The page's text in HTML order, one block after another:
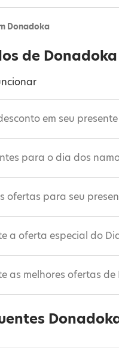
de Donadoka
em seu
para o dia dos
ofertas para seu
a oferta especial do
as melhores ofertas de
Donadoka